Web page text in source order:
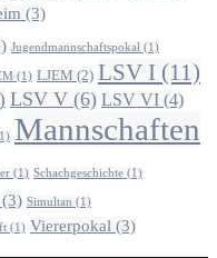
(3)
Jugendmannschaftspokal (1)
(1) LJEM (2) LSV I (11)
LSV V (6) LSV VI (4)
Mannschaften
(1) Schachgeschichte (1)
(3) Simultan (1)
(1) Viererpokal (3)